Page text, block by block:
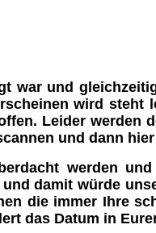
war und
wird steht
Leider werden
und dann
werden
damit würde
die immer Ihre
das Datum in